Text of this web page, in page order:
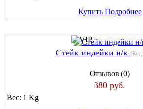
Купить Подробнее
Стейк индейки н/к (Код:
Отзывов (0)
380 руб.
Вес: 1 Kg